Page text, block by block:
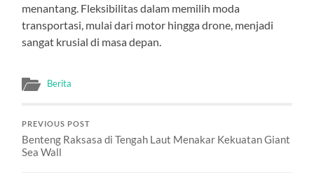
menantang. Fleksibilitas dalam memilih moda
transportasi, mulai dari motor hingga drone, menjadi
sangat krusial di masa depan.
Berita
PREVIOUS POST
Benteng Raksasa di Tengah Laut Menakar Kekuatan Giant
Sea Wall